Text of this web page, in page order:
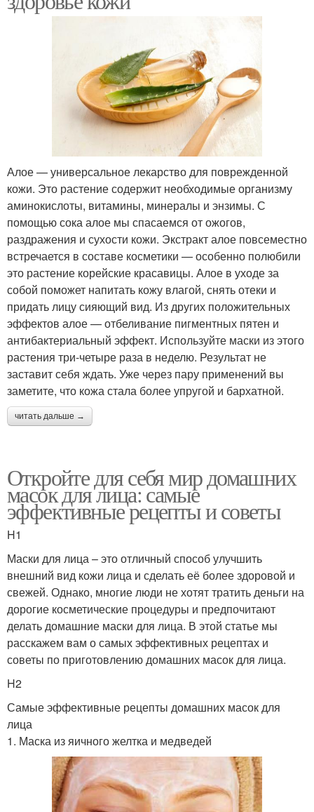
Алое — универсальное лекарство для поврежденной
кожи. Это растение содержит необходимые организму
аминокислоты, витамины, минералы и энзимы. С
помощью сока алое мы спасаемся от ожогов,
раздражения и сухости кожи. Экстракт алое повсеместно
встречается в составе косметики — особенно полюбили
это растение корейские красавицы. Алое в уходе за
собой поможет напитать кожу влагой, снять отеки и
придать лицу сияющий вид. Из других положительных
эффектов алое — отбеливание пигментных пятен и
антибактериальный эффект. Используйте маски из этого
растения три-четыре раза в неделю. Результат не
заставит себя ждать. Уже через пару применений вы
заметите, что кожа стала более упругой и бархатной.
читать дальше →
Откройте для себя мир домашних
масок для лица: самые
эффективные рецепты и советы
H1
Маски для лица – это отличный способ улучшить
внешний вид кожи лица и сделать её более здоровой и
свежей. Однако, многие люди не хотят тратить деньги на
дорогие косметические процедуры и предпочитают
делать домашние маски для лица. В этой статье мы
расскажем вам о самых эффективных рецептах и
советы по приготовлению домашних масок для лица.
H2
Самые эффективные рецепты домашних масок для
лица
1. Маска из яичного желтка и медведей